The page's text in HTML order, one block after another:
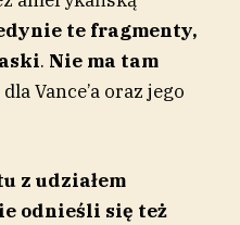
te fragmenty,
. Nie ma tam
dla Vance’a oraz jego
z udziałem
odnieśli się też